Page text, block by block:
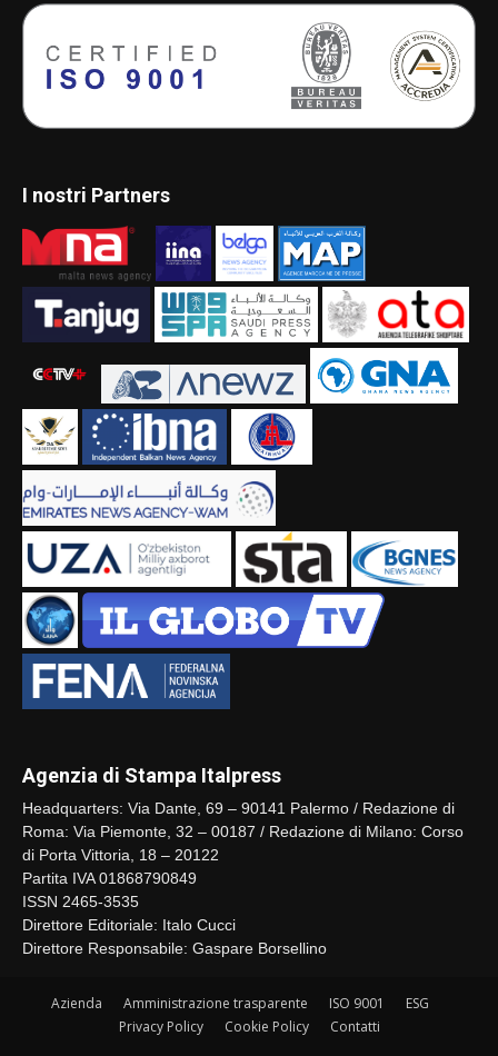
I nostri Partners
Agenzia di Stampa Italpress
Headquarters: Via Dante, 69 – 90141 Palermo / Redazione di
Roma: Via Piemonte, 32 – 00187 / Redazione di Milano: Corso
di Porta Vittoria, 18 – 20122
Partita IVA 01868790849
ISSN 2465-3535
Direttore Editoriale: Italo Cucci
Direttore Responsabile: Gaspare Borsellino
Azienda Amministrazione trasparente ISO 9001
ESG
Privacy Policy
Cookie Policy Contatti